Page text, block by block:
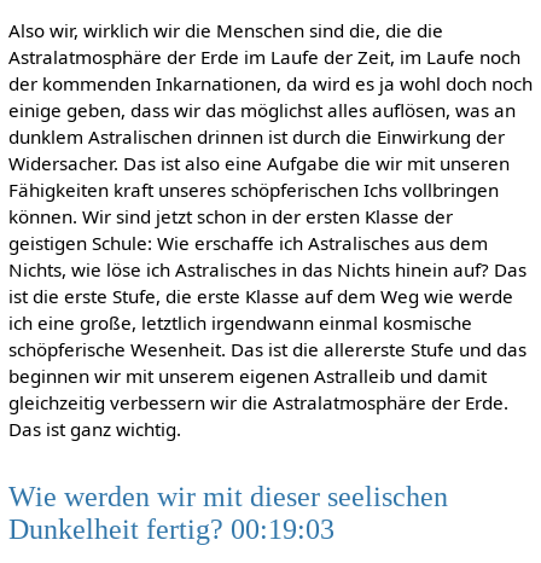
Also wir, wirklich wir die Menschen sind die, die die
Astralatmosphäre der Erde im Laufe der Zeit, im Laufe noch
der kommenden Inkarnationen, da wird es ja wohl doch noch
einige geben, dass wir das möglichst alles auflösen, was an
dunklem Astralischen drinnen ist durch die Einwirkung der
Widersacher. Das ist also eine Aufgabe die wir mit unseren
Fähigkeiten kraft unseres schöpferischen Ichs vollbringen
können. Wir sind jetzt schon in der ersten Klasse der
geistigen Schule: Wie erschaffe ich Astralisches aus dem
Nichts, wie löse ich Astralisches in das Nichts hinein auf? Das
ist die erste Stufe, die erste Klasse auf dem Weg wie werde
ich eine große, letztlich irgendwann einmal kosmische
schöpferische Wesenheit. Das ist die allererste Stufe und das
beginnen wir mit unserem eigenen Astralleib und damit
gleichzeitig verbessern wir die Astralatmosphäre der Erde.
Das ist ganz wichtig.
Wie werden wir mit dieser seelischen
Dunkelheit fertig? 00:19:03